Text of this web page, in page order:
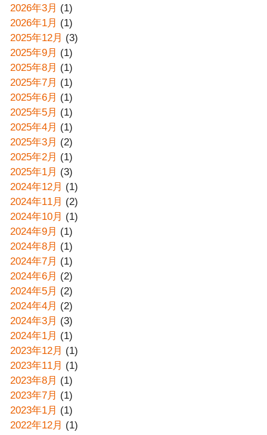
2026年3月 (1)
2026年1月 (1)
2025年12月 (3)
2025年9月 (1)
2025年8月 (1)
2025年7月 (1)
2025年6月 (1)
2025年5月 (1)
2025年4月 (1)
2025年3月 (2)
2025年2月 (1)
2025年1月 (3)
2024年12月 (1)
2024年11月 (2)
2024年10月 (1)
2024年9月 (1)
2024年8月 (1)
2024年7月 (1)
2024年6月 (2)
2024年5月 (2)
2024年4月 (2)
2024年3月 (3)
2024年1月 (1)
2023年12月 (1)
2023年11月 (1)
2023年8月 (1)
2023年7月 (1)
2023年1月 (1)
2022年12月 (1)